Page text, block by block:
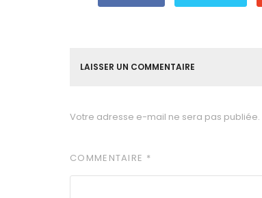
LAISSER UN COMMENTAIRE
Votre adresse e-mail ne sera pas publiée.
COMMENTAIRE *